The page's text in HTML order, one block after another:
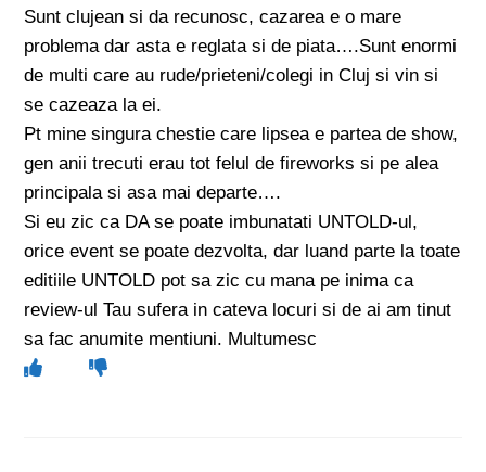
Sunt clujean si da recunosc, cazarea e o mare
problema dar asta e reglata si de piata….Sunt enormi
de multi care au rude/prieteni/colegi in Cluj si vin si
se cazeaza la ei.
Pt mine singura chestie care lipsea e partea de show,
gen anii trecuti erau tot felul de fireworks si pe alea
principala si asa mai departe….
Si eu zic ca DA se poate imbunatati UNTOLD-ul,
orice event se poate dezvolta, dar luand parte la toate
editiile UNTOLD pot sa zic cu mana pe inima ca
review-ul Tau sufera in cateva locuri si de ai am tinut
sa fac anumite mentiuni. Multumesc